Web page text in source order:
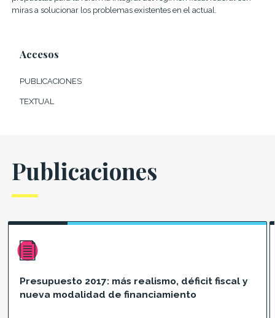
miras a solucionar los problemas existentes en el actual.
Accesos
PUBLICACIONES
TEXTUAL
Publicaciones
Presupuesto 2017: más realismo, déficit fiscal y
nueva modalidad de financiamiento